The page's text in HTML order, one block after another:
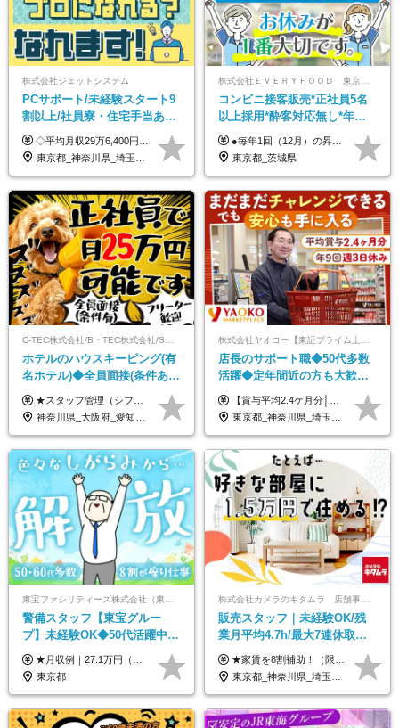
株式会社ジェットシステム
PCサポート/未経験スタート9
割以上/社員寮・住宅手当あり/
正社員デビューOK/20代～30
代活躍中/全国募集
◇平均月収29万6,400円(各種手当含む) ◇住宅手当⇒最大家賃の半額支給 ◇賞与年2回支給 ■月給22万5,000円以上＋地域手当＋時間外手当＋住宅手当＋家族手当 ※経験やスキルに応じて給与を決定します ※試用期間2ヶ月あり（期間内は時給1,060円以上となります） └地域により上がる可能性があり／例：東京都時給1,370円 └その他待遇に差異なし ＜モデル月収例＞ 1年目：296,400円 3年目：320,000円 【固定残業代について】 なし（残業代は、実際の労働時間に応じて別途全額支給）
東京都_神奈川県_埼玉県_千葉県_大阪府_愛知県_北海道_青森県_岩手県_宮城県_秋田県_山形県_福島県_茨城県_群馬県_新潟県_山梨県_長野県_富山県_石川県_静岡県_岐阜県_三重県_兵庫県_京都府_滋賀県_奈良県_和歌山県_広島県_岡山県_鳥取県_島根県_山口県_徳島県_香川県_愛媛県_高知県_福岡県_熊本県_佐賀県_長崎県_大分県_宮崎県_沖縄県
コンビニ接客販売*正社員5名
以上採用*酔客対応無し*年休
120日～*創業59年の安定基盤*
コンビニ経験者優遇
●毎年1回（12月）の昇給で給与にしっかり反映！ ●賞与年2回あり（6月・12月） 月給26万円＋賞与年2回＋交通費全額支給 役職の有無にかかわらず、日々の頑張りは正当に評価します！ リーダー・店長昇格後は等級に合わせて給与UP＋役職手当があるので、 納得感を持って働くことができます◎ ※経験・スキルを考慮の上、決定します ※上記金額には固定残業代（21時間分・3万7300円以上）を含みます。超過分は別途全額支給します ※試用期間3ヶ月間あり（期間中の給与・待遇に差異はありません）
東京都_茨城県
ホテルのハウスキーピング(有
名ホテル)◆全員面接(条件あ
り)◆未経験OK◆リゾート地
も選べる◆月25万円
★スタッフ管理（シフト調整など）の経験があれば【月給28万円以上】 ★賞与支給実績：基本給の2ヶ月分～3ヶ月分 ＝＝ライフスタイルに合わせて働き方を選べます＝＝ ■正社員 ＜未経験者＞月給25万円(寮なしの場合)～35万円＋賞与年2回 ＜経験者＞月給28万円～35万円＋賞与年2回 ※寮をご利用の場合は月給22万円～ ※経験やスキルに応じて決定します ※残業代全額支給 ※試用期間（3ヶ月間）中の雇用形態や待遇に差異はありません ※正社員の場合、転勤の可能性あり ■契約社員 月給22万円～＋残業代全額支給 ※契約社員の場合、賞与の支給および転勤の可能性はありません ※勤務時間や勤務日数の希望があればご相談に応じます ※試用期間なし ※契約の更新 有(勤務状況により判断する) 更新上限 有(通算契約期間の上限 1年/更新回数の上限 なし)
神奈川県_大阪府_愛知県_北海道_兵庫県_京都府_広島県_福岡県_大分県_宮崎県_鹿児島県_沖縄県
店長のサポート職◆50代多数
活躍◆定年間近の方も大歓
迎！◆出勤はお昼から◆平均
賞与2.4ヶ月分◆残業少なめ
【賞与平均2.4ケ月分│決算賞与も20年以上連続で支給中！】 ＜月収例＞ 月収29万円（地域限定正社員／残業代・各種手当含む） 月収26万円（契約社員／残業代・各種手当含む） ◆月給：月給258,400円～361,500円＋残業代＋各種手当 ※給与は前職での経験、スキルを考慮し、決定します ※残業代は全額支給します ※契約社員としてご入社いただく方は、賞与額に差異あり。詳細は面接でお話しします ※試用期間3ヶ月あり。条件に変更はありません ※契約社員の場合：契約期間12カ月（更新あり） ※60歳未満でご入社いただいた方も、60歳になったタイミングで雇用形態は契約社員に切り替えとなります。
東京都_神奈川県_埼玉県_千葉県_茨城県_栃木県_群馬県
東宝ファシリティーズ株式会社（東宝株式会社100％出資）
警備スタッフ【東宝グルー
プ】未経験OK◆50代活躍中
◆1勤務で2日分休み◆8割が座
り仕事◆賞与年2回
★月収例｜27.1万円（月給+残業代2.4万円+資格手当0.2万円+家族手当0.85万円） ★賞与年2回＆充実した手当あり！ ■月給23万6,500円～＋賞与年2回＋各種手当 ┗月給には職務手当19,500円、調整手当15,000円、住宅手当18,500円、契約社員手当1,500円を含みます ※試用期間4ヶ月(期間中の給与・待遇の差異はありません) ━━━━━━━━━━ 各種手当も充実！ ━━━━━━━━━━ ★家族手当 ★役付手当 ★資格手当 ★年末年始勤務手当 ★交通費支給（月5万円以内／6ヶ月分の定期代を支給） ★残業・深夜残業手当（全額支給） ━━━━━━━━━━ 給与支給日は毎月25日です ━━━━━━━━━━ 例：1月1日付入社の場合 1月25日に基本給+変動しない手当を支給 2月25日に前月分の残業手当など変動する手当を支給
東京都
株式会社カメラのキタムラ 店舗事業部【カメラのキタムラ】
販売スタッフ｜未経験OK/残
業月平均4.7h/最大7連休取得
可/全国募集/家賃8割を会社が
負担/賞与年2回
★家賃を8割補助！（限度額は地域により異なる） ※転勤による引っ越しが発生する場合 ＝＝＝＝＝＝＝＝＝＝＝＝＝＝＝＝＝＝＝＝＝＝＝ 例えば、家賃7.5万円なら6万円は会社で負担。 あなたが支払うのは、たったの1.5万円です！ 年間では自己負担額が約72万ほどお得になります！ ＝＝＝＝＝＝＝＝＝＝＝＝＝＝＝＝＝＝＝＝＝＝＝ 月給22万8,700円～26万3,100円＋賞与年2回（初回の支給は当社規定による）＋残業手当 ＜実際の給与例＞ *24歳:月給23万4,700円＋賞与年2回（初回の支給は当社規定による）＋残業手当＋諸手当 ※上記はあくまで参考月給です。ご経歴・年齢を考慮し、当社規定により決定します ※評価により昇給あり ※残業代は別途支給あり ※試用期間2ヶ月あり（期間中の給与・待遇に差異はありません） 【実在する社員の年収モデル】 年収530万円（30歳） 年収820万円（40歳） 【入社時の想定年収】 330万円～900万円
東京都_神奈川県_埼玉県_千葉県_大阪府_愛知県_北海道_青森県_宮城県_秋田県_山形県_茨城県_群馬県_新潟県_長野県_富山県_静岡県_三重県_兵庫県_京都府_広島県_岡山県_鳥取県_山口県_徳島県_香川県_愛媛県_福岡県_熊本県_佐賀県_長崎県_大分県_宮崎県_鹿児島県